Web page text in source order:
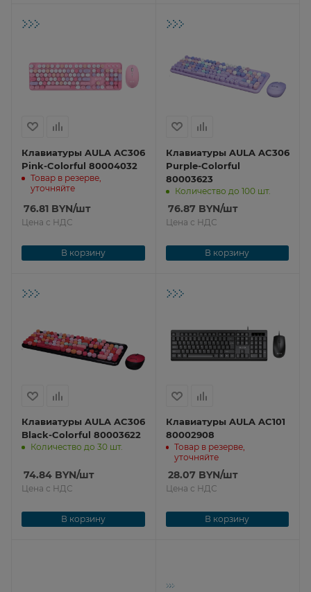
Клавиатуры AULA AC306
Pink-Colorful 80004032
Товар в резерве,
уточняйте
76.81 BYN/шт
Цена с НДС
В корзину
Клавиатуры AULA AC306
Purple-Colorful
80003623
Количество до 100 шт.
76.87 BYN/шт
Цена с НДС
В корзину
Клавиатуры AULA AC306
Black-Colorful 80003622
Количество до 30 шт.
74.84 BYN/шт
Цена с НДС
В корзину
Клавиатуры AULA AC101
80002908
Товар в резерве,
уточняйте
28.07 BYN/шт
Цена с НДС
В корзину